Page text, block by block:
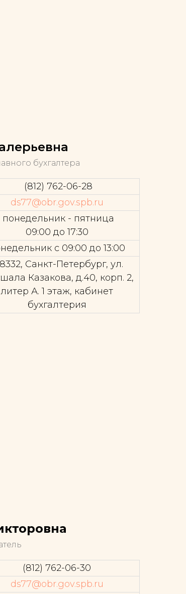
бухгалтера
(812) 762-06-28
ds77@obr.gov.spb.ru
понедельник - пятница
09:00 до 17:30
с 09:00 до 13:00
Санкт-Петербург, ул.
Казакова, д.40, корп. 2,
литер А. 1 этаж, кабинет
бухгалтерия
(812) 762-06-30
ds77@obr.gov.spb.ru